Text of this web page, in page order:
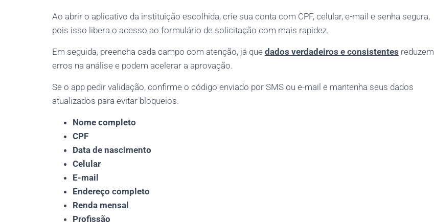
Ao abrir o aplicativo da instituição escolhida, crie sua conta com CPF, celular, e-mail e senha segura,
pois isso libera o acesso ao formulário de solicitação com mais rapidez.
Em seguida, preencha cada campo com atenção, já que dados verdadeiros e consistentes reduzem
erros na análise e podem acelerar a aprovação.
Se o app pedir validação, confirme o código enviado por SMS ou e-mail e mantenha seus dados
atualizados para evitar bloqueios.
Nome completo
CPF
Data de nascimento
Celular
E-mail
Endereço completo
Renda mensal
Profissão